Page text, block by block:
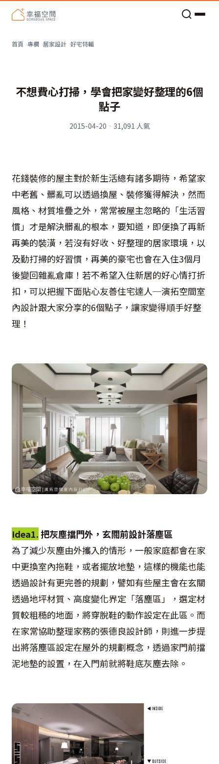
首頁 專欄 居家設計 好宅特輯
不想費心打掃，學會把家變好整理的6個
點子
2015-04-20 · 31,091 人氣
花錢裝修的屋主對於新生活總有諸多期待，希望家
中老舊、髒亂可以透過換屋、裝修獲得解決，然而
風格、材質堆疊之外，常常被屋主忽略的「生活習
慣」才是解決髒亂的根本，要知道，即便換了再新
再美的裝潢，若沒有好收、好整理的居家環境，以
及勤打掃的好習慣，再美的豪宅也會在入住3個月
後變回雜亂倉庫！若不希望入住新居的好心情打折
扣，可以把握下面貼心友善住宅達人─演拓空間室
內設計跟大家分享的6個點子，讓家變得順手好整
理！
Idea1.把灰塵擋門外，玄關前設計落塵區
為了減少灰塵由外攜入的情形，一般家庭都會在家
中更換室內拖鞋，或者擺放地墊，這樣的機能也能
透過設計有更完善的規劃，譬如有些屋主會在玄關
透過地坪材質、高度變化界定「落塵區」，選定材
質較粗糙的地面，將穿脫鞋的動作設定在此區。而
在家常協助整理家務的張德良設計師，則進一步提
出將落塵區設定在屋外的規劃概念，透過家門前擋
泥地墊的設置，在入門前就將鞋底灰塵去除。